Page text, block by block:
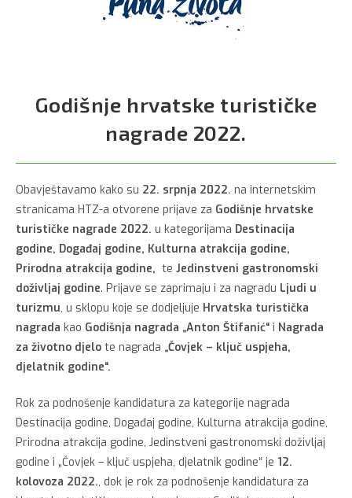
Godišnje hrvatske turističke
nagrade 2022.
Obavještavamo kako su 22. srpnja 2022. na internetskim
stranicama HTZ-a otvorene prijave za Godišnje hrvatske
turističke nagrade 2022. u kategorijama Destinacija
godine, Događaj godine, Kulturna atrakcija godine,
Prirodna atrakcija godine, te Jedinstveni gastronomski
doživljaj godine. Prijave se zaprimaju i za nagradu Ljudi u
turizmu, u sklopu koje se dodjeljuje Hrvatska turistička
nagrada kao Godišnja nagrada „Anton Štifanić“ i Nagrada
za životno djelo te nagrada „Čovjek – ključ uspjeha,
djelatnik godine“.
Rok za podnošenje kandidatura za kategorije nagrada
Destinacija godine, Događaj godine, Kulturna atrakcija godine,
Prirodna atrakcija godine, Jedinstveni gastronomski doživljaj
godine i „Čovjek – ključ uspjeha, djelatnik godine“ je 12.
kolovoza 2022., dok je rok za podnošenje kandidatura za